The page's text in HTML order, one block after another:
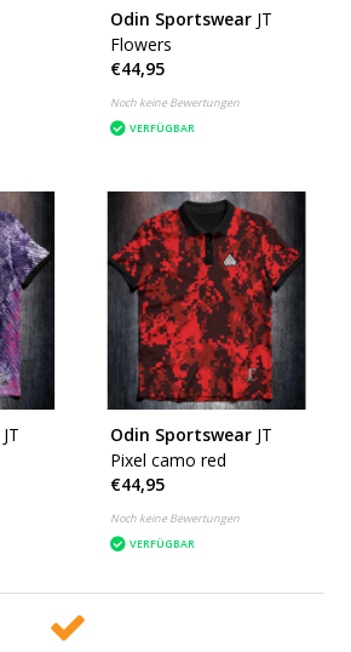
Odin Sportswear JT
Flowers
€44,95
Noch keine Bewertungen
VERFÜGBAR
JT
Odin Sportswear JT
Pixel camo red
€44,95
Noch keine Bewertungen
VERFÜGBAR